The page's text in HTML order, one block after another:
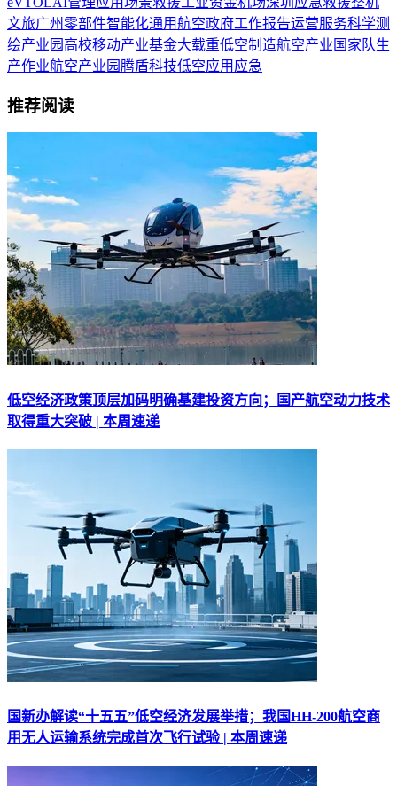
文旅广州零部件智能化通用航空政府工作报告运营服务科学测
绘产业园 高校移动产业基金大载重低空制造航空产业 国家队生
产作业航空产业园 腾盾科技低空应用 应急
推荐阅读
低空经济政策顶层加码明确基建投资方向；国产航空动力技术
取得重大突破 | 本周速递
国新办解读“十五五”低空经济发展举措；我国HH-200航空商
用无人运输系统完成首次飞行试验 | 本周速递